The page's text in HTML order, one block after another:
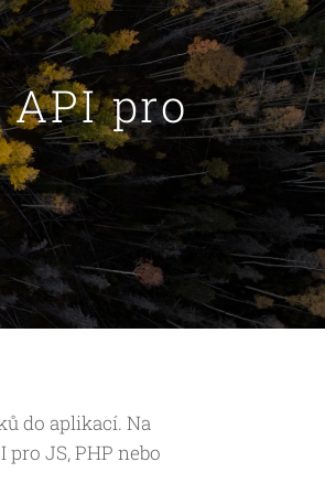
API pro
do aplikací. Na
JS, PHP nebo